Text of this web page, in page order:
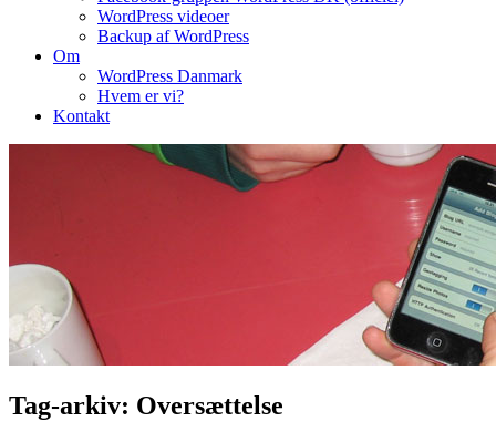
WordPress videoer
Backup af WordPress
Om
WordPress Danmark
Hvem er vi?
Kontakt
Tag-arkiv: Oversættelse